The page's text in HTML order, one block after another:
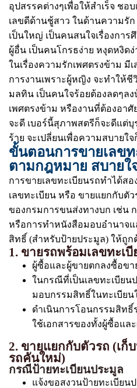
อุปสรรคต่างๆเพื่อให้สำเร็จ ช
เลขดีด้านชู้สาว ในด้านความรั
เป็นใหญ่ เป็นคนสนใจเรื่องกา
ผู้อื่น เป็นคนโกรธง่าย หงุดหงิด
ในเรื่องความรักเพศตรงข้าม มี
การงานเพราะผู้หญิง จะทำให้
มลทิน เป็นคนใจร้อยต้องลดๆลง
เพศตรงข้าม หรืองานที่ต้องอาศั
จะดี เบอร์นี้สุภาพสตรีก็จะดีแต่
ร้าย จะเปลี่ยนเพื่อความสบายใ
ขั้นตอนการขายเลข
ตามกฎหมาย สบายใ
การขายเลขทะเบียนรถทำได้ส
เลขทะเบียน หรือ ขายแยกกับตั
ของกรมการขนส่งทางบก เช่น
หรือการทำหนังสือมอบอำนาจ
สิทธิ์ (สำหรับป้ายประมูล) ให้ถู
1. ขายรถพร้อมเลขทะเบี
ผู้ซื้อและผู้ขายตกลงซื้อขา
ในกรณีที่เป็นเลขทะเบียน
มอบกรรมสิทธิ์ในทะเบียน
ดำเนินการโอนกรรมสิท
ใช้เอกสารของทั้งผู้ซื้อแล
2. ขายแยกกับตัวรถ (เก็
รถคันใหม่)
กรณีป้ายทะเบียนประมูล
แจ้งขอสงวนป้ายทะเบียน